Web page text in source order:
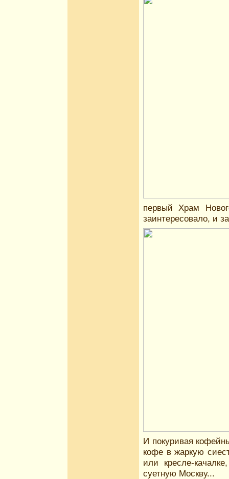
первый Храм
заинтересовало, и
И покуривая
кофе в жаркую
или кресле-
суетную Москву...